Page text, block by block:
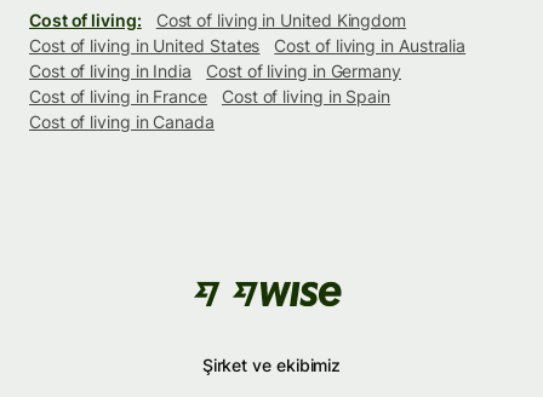
Cost of living:
Cost of living in United Kingdom
Cost of living in United States
Cost of living in Australia
Cost of living in India
Cost of living in Germany
Cost of living in France
Cost of living in Spain
Cost of living in Canada
Şirket ve ekibimiz